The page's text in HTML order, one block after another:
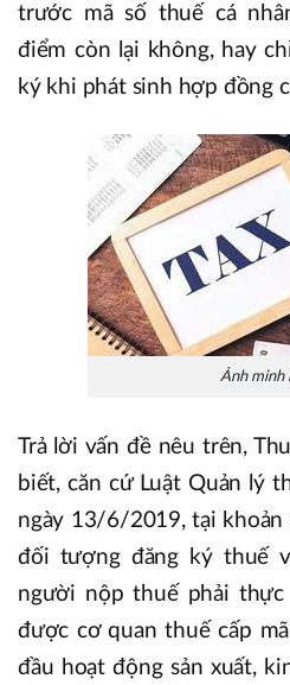
trước mã số thuế cá
điểm còn lại không, hay
ký khi phát sinh hợp đồng
Ảnh minh
Trả lời vấn đề nêu trên,
biết, căn cứ Luật Quản lý
ngày 13/6/2019, tại
đối tượng đăng ký thuế
người nộp thuế phải
được cơ quan thuế cấp
đầu hoạt động sản xuất,